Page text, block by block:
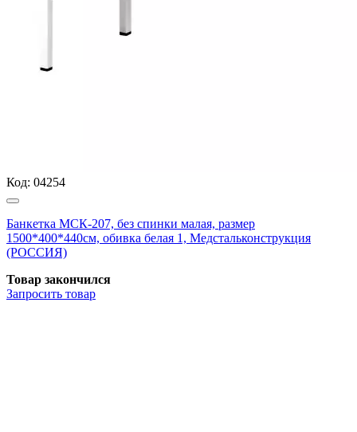
Код: 04254
Банкетка МСК-207, без спинки малая, размер
1500*400*440см, обивка белая 1, Медстальконструкция
(РОССИЯ)
Товар закончился
Запросить товар